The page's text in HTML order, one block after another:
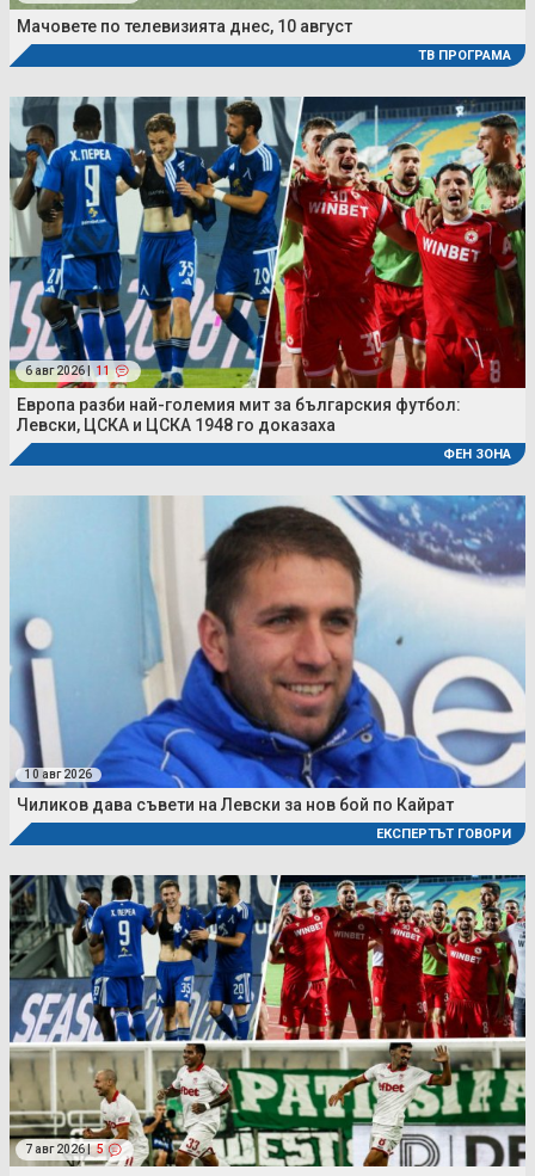
Мачовете по телевизията днес, 10 август
ТВ ПРОГРАМА
6 авг 2026 | 11
Европа разби най-големия мит за българския футбол:
Левски, ЦСКА и ЦСКА 1948 го доказаха
ФЕН ЗОНА
10 авг 2026
Чиликов дава съвети на Левски за нов бой по Кайрат
ЕКСПЕРТЪТ ГОВОРИ
7 авг 2026 | 5